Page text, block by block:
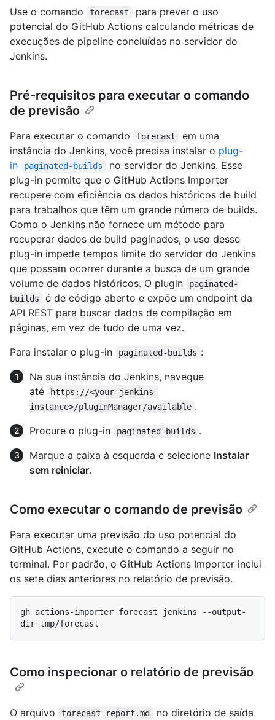
Use o comando forecast
para prever o uso
potencial do GitHub Actions calculando métricas de
execuções de pipeline concluídas no servidor do
Jenkins.
Pré-requisitos para executar o comando
de previsão
Para executar o comando forecast
em uma
instância do Jenkins, você precisa instalar o plug-
in
paginated-builds
no servidor do Jenkins. Esse
plug-in permite que o GitHub Actions Importer
recupere com eficiência os dados históricos de build
para trabalhos que têm um grande número de builds.
Como o Jenkins não fornece um método para
recuperar dados de build paginados, o uso desse
plug-in impede tempos limite do servidor do Jenkins
que possam ocorrer durante a busca de um grande
volume de dados históricos. O plugin
paginated-
builds
é de código aberto e expõe um endpoint da
API REST para buscar dados de compilação em
páginas, em vez de tudo de uma vez.
Para instalar o plug-in
paginated-builds :
Na sua instância do Jenkins, navegue
até
https://<your-jenkins-
instance>/pluginManager/available .
Procure o plug-in
paginated-builds .
Marque a caixa à esquerda e selecione Instalar
sem reiniciar.
Como executar o comando de previsão
Para executar uma previsão do uso potencial do
GitHub Actions, execute o comando a seguir no
terminal. Por padrão, o GitHub Actions Importer inclui
os sete dias anteriores no relatório de previsão.
gh actions-importer forecast jenkins --output-
Como inspecionar o relatório de previsão
O arquivo forecast_report.md
no diretório de saída